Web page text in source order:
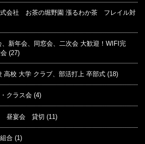
式会社 お茶の堀野園 漲るわか茶 フレイル対
新年会、同窓会、二次会 大歓迎！WIFI完
(27)
高校 大学 クラブ、部活打上 卒部式 (18)
クラス会 (4)
昼宴会 貸切 (11)
合 (1)